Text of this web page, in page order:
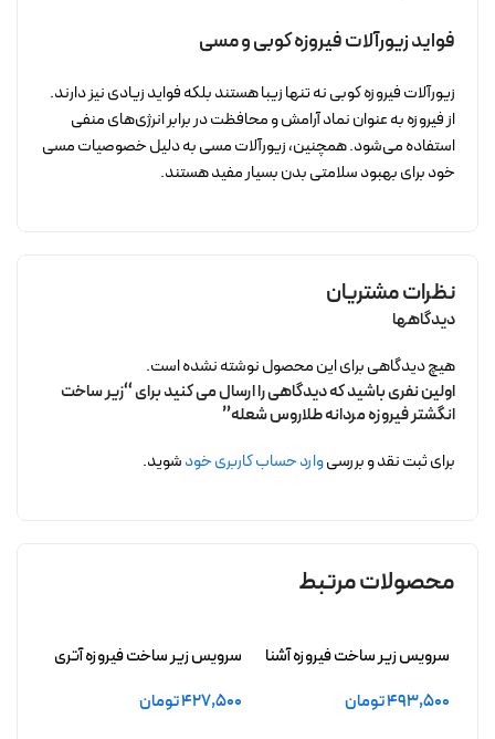
فواید زیورآلات فیروزه کوبی و مسی
زیورآلات فیروزه کوبی نه تنها زیبا هستند بلکه فواید زیادی نیز دارند.
از فیروزه به عنوان نماد آرامش و محافظت در برابر انرژی‌های منفی
استفاده می‌شود. همچنین، زیورآلات مسی به دلیل خصوصیات مسی
خود برای بهبود سلامتی بدن بسیار مفید هستند.
نظرات مشتریان
دیدگاهها
هیچ دیدگاهی برای این محصول نوشته نشده است.
اولین نفری باشید که دیدگاهی را ارسال می کنید برای “زیر ساخت
انگشتر فیروزه مردانه طلاروس شعله”
برای ثبت نقد و بررسیوارد حساب کاربری خودشوید.
محصولات مرتبط
سرویس زیر ساخت فیروزه آشنا
493,500تومان
سرویس زیر ساخت فیروزه آتری
427,500تومان